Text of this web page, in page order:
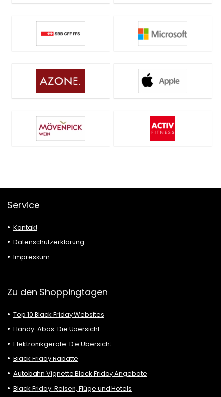
Service
Kontakt
Datenschutzerklärung
Impressum
Zu den Shoppingtagen
Top 10 Black Friday Websites
Handy-Abos: Die Übersicht
Elektronikgeräte: Die Übersicht
Black Friday Rabatte
Autobahn Vignette Black Friday Angebote
Black Friday: Reisen, Flüge und Hotels